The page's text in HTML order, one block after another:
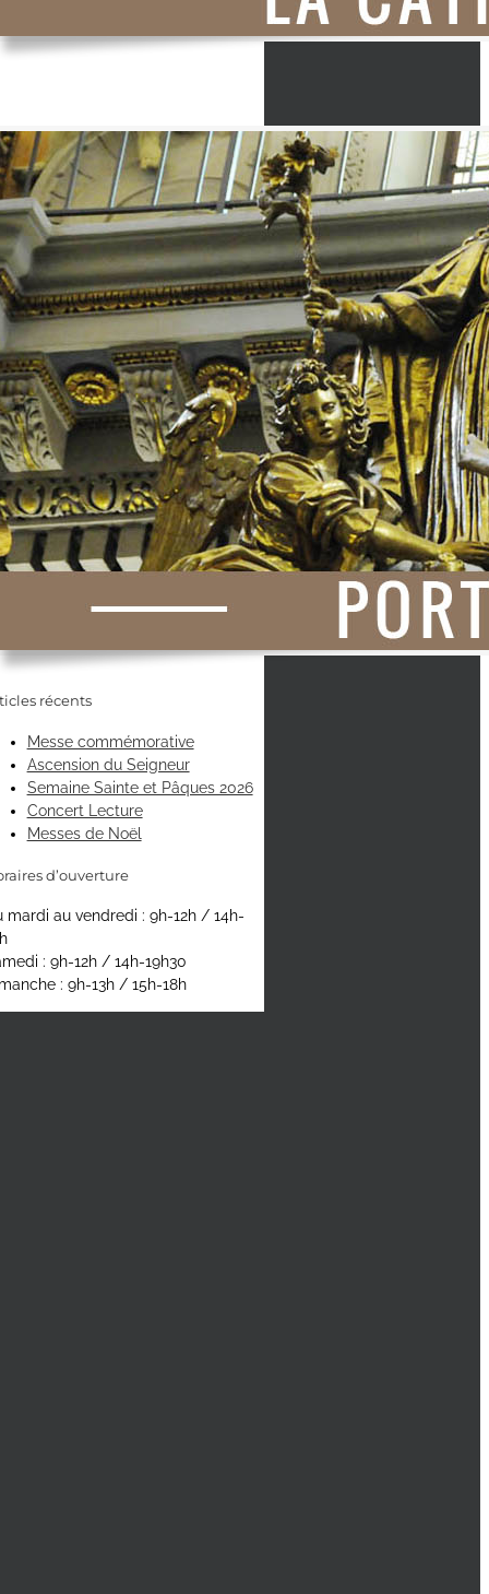
récents
Messe commémorative
Ascension du Seigneur
Semaine Sainte et Pâques 2026
Concert Lecture
Messes de Noël
d’ouverture
mardi au vendredi : 9h-12h / 14h-
: 9h-12h / 14h-19h30
: 9h-13h / 15h-18h